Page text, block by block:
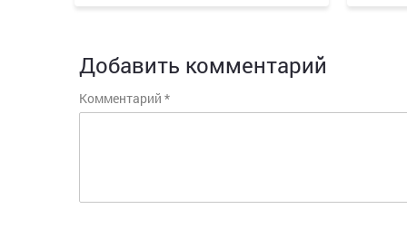
Добавить комментарий
Комментарий *